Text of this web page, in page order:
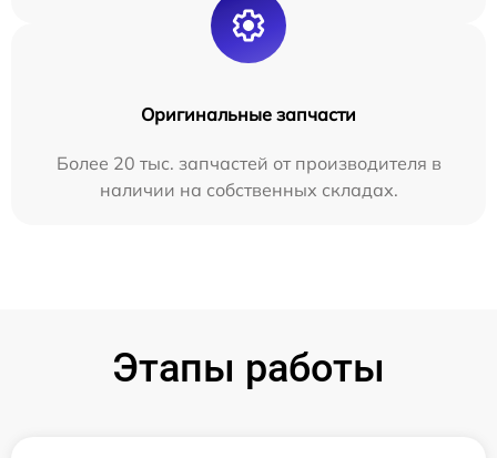
Оригинальные запчасти
Более 20 тыс. запчастей от производителя в
наличии на собственных складах.
Этапы работы